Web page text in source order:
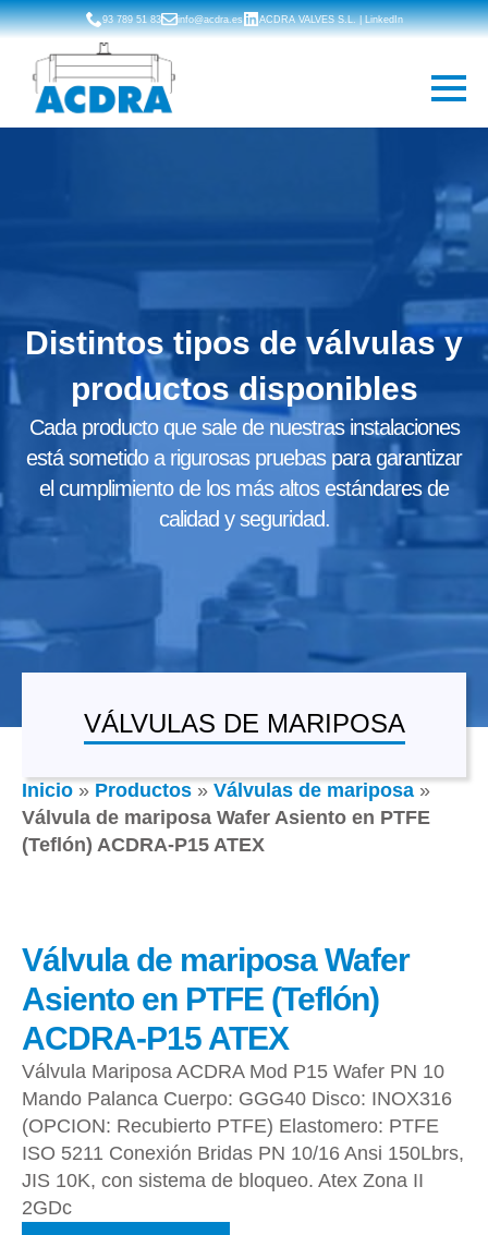
93 789 51 83 info@acdra.es ACDRA VALVES S.L. | LinkedIn
Distintos tipos de válvulas y
productos disponibles
Cada producto que sale de nuestras instalaciones
está sometido a rigurosas pruebas para garantizar
el cumplimiento de los más altos estándares de
calidad y seguridad.
VÁLVULAS DE MARIPOSA
Inicio » Productos » Válvulas de mariposa »
Válvula de mariposa Wafer Asiento en PTFE
(Teflón) ACDRA-P15 ATEX
Válvula de mariposa Wafer
Asiento en PTFE (Teflón)
ACDRA-P15 ATEX
Válvula Mariposa ACDRA Mod P15 Wafer PN 10
Mando Palanca Cuerpo: GGG40 Disco: INOX316
(OPCION: Recubierto PTFE) Elastomero: PTFE
ISO 5211 Conexión Bridas PN 10/16 Ansi 150Lbrs,
JIS 10K, con sistema de bloqueo. Atex Zona II
2GDc